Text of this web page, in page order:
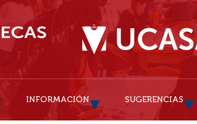
INFORMACIÓN SUGERENCIAS